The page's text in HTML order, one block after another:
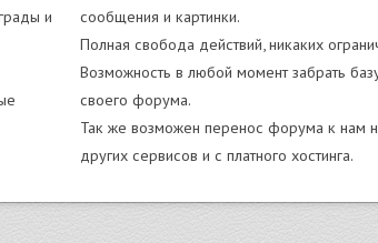
и
сообщения и картинки.
Полная свобода действий, никаких
Возможность в любой момент забрать
своего форума.
Так же возможен перенос форума к нам
других сервисов и с платного хостинга.